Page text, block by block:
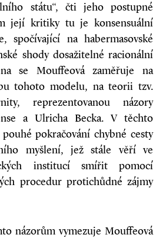
státu“, čti jeho postupné
její kritiky tu je konsensuální
spočívající na habermasovské
shody dosažitelné racionální
se Mouffeová zaměřuje na
tohoto modelu, na teorii tzv.
reprezentovanou názory
a Ulricha Becka. V těchto
pokračování chybné cesty
myšlení, jež stále věří ve
institucí smířit pomocí
procedur protichůdné zájmy
názorům vymezuje Mouffeová